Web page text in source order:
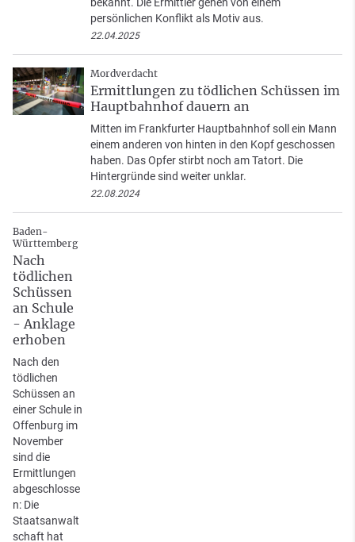
bekannt. Die Ermittler gehen von einem
persönlichen Konflikt als Motiv aus.
22.04.2025
Mordverdacht
Ermittlungen zu tödlichen Schüssen im
Hauptbahnhof dauern an
Mitten im Frankfurter Hauptbahnhof soll ein Mann
einem anderen von hinten in den Kopf geschossen
haben. Das Opfer stirbt noch am Tatort. Die
Hintergründe sind weiter unklar.
22.08.2024
Baden-
Württemberg
Nach
tödlichen
Schüssen
an Schule
- Anklage
erhoben
Nach den
tödlichen
Schüssen an
einer Schule in
Offenburg im
November
sind die
Ermittlungen
abgeschlosse
n: Die
Staatsanwalt
schaft hat